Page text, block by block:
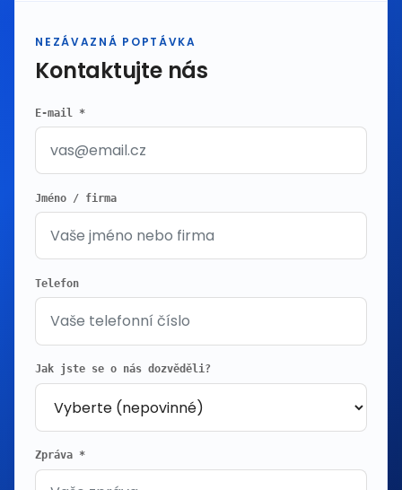
NEZÁVAZNÁ POPTÁVKA
Kontaktujte nás
E-mail *
Jméno / firma
Telefon
Jak jste se o nás dozvěděli?
Zpráva *